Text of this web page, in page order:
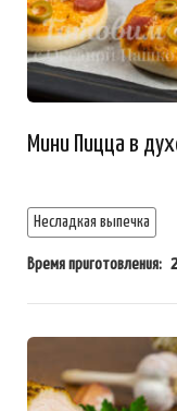
Мини Пицца в
Несладкая выпечка
Время приготовления: